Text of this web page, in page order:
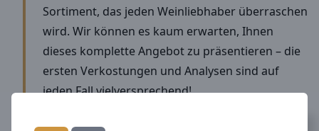
Sortiment, das jeden Weinliebhaber überraschen
wird. Wir können es kaum erwarten, Ihnen
dieses komplette Angebot zu präsentieren – die
ersten Verkostungen und Analysen sind auf
jeden Fall vielversprechend!